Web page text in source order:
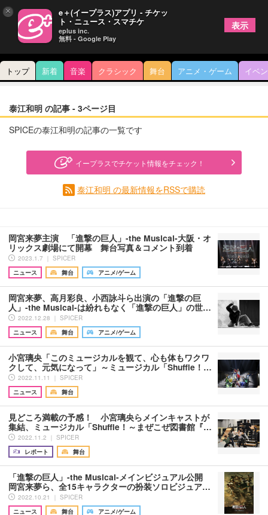
トップ 新着 音楽 クラシック 舞台 アニメ・ゲーム イベ
泰江和明 の記事 - 3ページ目
SPICEの泰江和明の記事の一覧です
イープラスでチケット情報をチェック！
泰江和明 の最新情報をRSSで購読
岡宮来夢主演 「進撃の巨人」-the Musical-大阪・オ
リックス劇場にて開幕 舞台写真＆コメント到着
2023.1.7 ｜ SPICER
ニュース
舞台 アニメ/ゲーム
岡宮来夢、高月彩良、小西詠斗ら出演の「進撃の巨
人」-the Musical-は紛れもなく「進撃の巨人」の世…
2022.12.28 ｜ SPICER
ニュース
舞台 アニメ/ゲーム
小宮璃央「このミュージカルを観て、心も体もワクワ
クして、元気になって」～ミュージカル「Shuffle！…
2022.11.11 ｜ SPICER
ニュース
舞台
見どころ満載の予感！ 小宮璃央らメインキャストが
集結、ミュージカル「Shuffle！～まぜこぜ図書館『…
2022.11.2 ｜ SPICER
レポート
舞台
「進撃の巨人」-the Musical-メインビジュアル公開
岡宮来夢ら、全15キャラクターの扮装ソロビジュア…
2022.10.21 ｜ SPICER
ニュース
舞台 アニメ/ゲーム
× e＋(イープラス)アプリ - チケッ
ト・ニュース・スマチケ
eplus inc.
無料 - Google Play
表示